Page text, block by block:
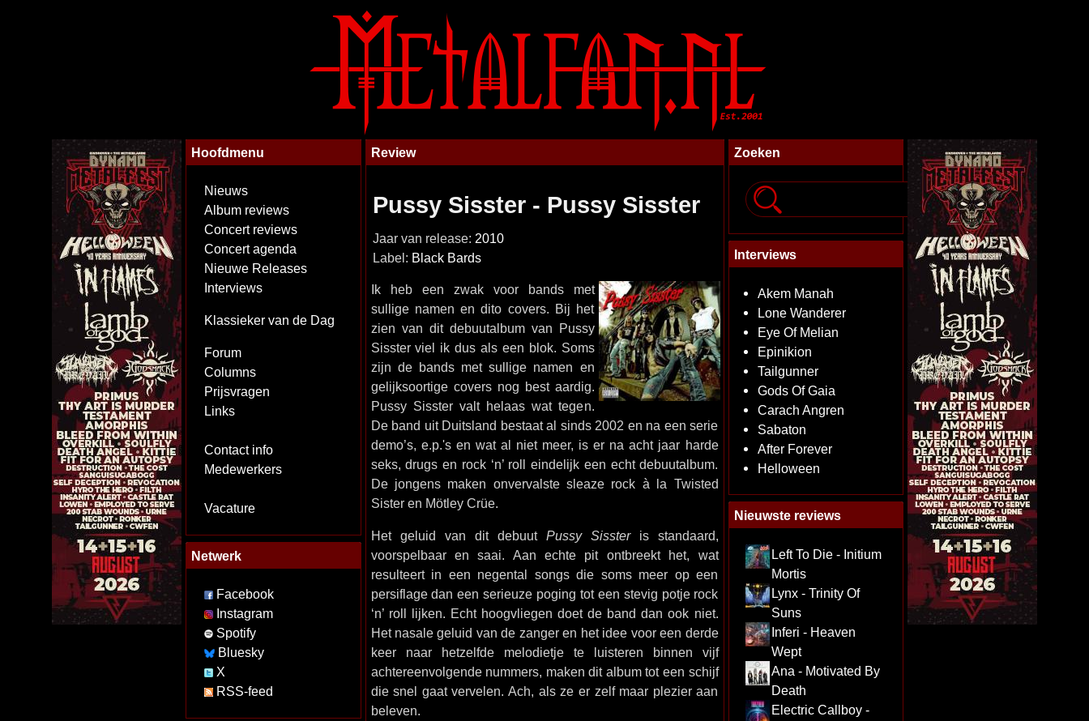
Hoofdmenu
Nieuws
Album reviews
Concert reviews
Concert agenda
Nieuwe Releases
Interviews
Klassieker van de Dag
Forum
Columns
Prijsvragen
Links
Contact info
Medewerkers
Vacature
Netwerk
Facebook
Instagram
Spotify
Bluesky
X
RSS-feed
Review
Pussy Sisster - Pussy Sisster
Jaar van release: 2010
Label: Black Bards
Ik heb een zwak voor bands met
sullige namen en dito covers. Bij het
zien van dit debuutalbum van Pussy
Sisster viel ik dus als een blok. Soms
zijn de bands met sullige namen en
gelijksoortige covers nog best aardig.
Pussy Sisster valt helaas wat tegen.
De band uit Duitsland bestaat al sinds 2002 en na een serie
demo’s, e.p.'s en wat al niet meer, is er na acht jaar harde
seks, drugs en rock ‘n’ roll eindelijk een echt debuutalbum.
De jongens maken onvervalste sleaze rock à la Twisted
Sister en Mötley Crüe.
Het geluid van dit debuut Pussy Sissteris standaard,
voorspelbaar en saai. Aan echte pit ontbreekt het, wat
resulteert in een negental songs die soms meer op een
persiflage dan een serieuze poging tot een stevig potje rock
‘n’ roll lijken. Echt hoogvliegen doet de band dan ook niet.
Het nasale geluid van de zanger en het idee voor een derde
keer naar hetzelfde melodietje te luisteren binnen vijf
achtereenvolgende nummers, maken dit album tot een schijf
die snel gaat vervelen. Ach, als ze er zelf maar plezier aan
beleven.
Zoeken
Interviews
Akem Manah
Lone Wanderer
Eye Of Melian
Epinikion
Tailgunner
Gods Of Gaia
Carach Angren
Sabaton
After Forever
Helloween
Nieuwste reviews
Left To Die - Initium
Mortis
Lynx - Trinity Of
Suns
Inferi - Heaven
Wept
Ana - Motivated By
Death
Electric Callboy -